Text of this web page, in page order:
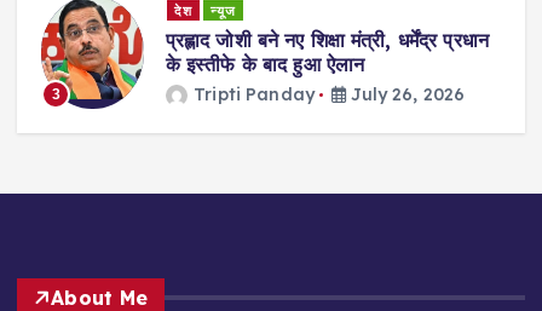
3
देश न्यूज
प्रह्लाद जोशी बने नए शिक्षा मंत्री, धर्मेंद्र प्रधान
के इस्तीफे के बाद हुआ ऐलान
Tripti Panday July 26, 2026
About Me